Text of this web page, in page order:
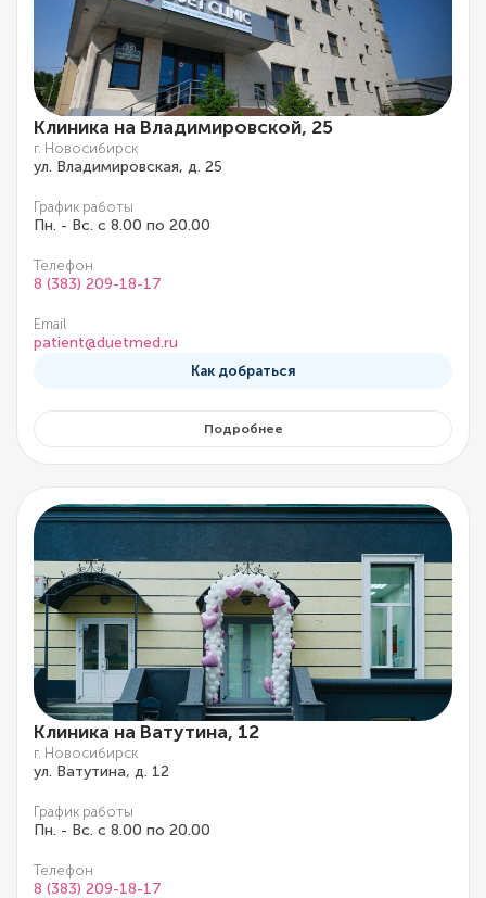
Клиника на Владимировской, 25
г. Новосибирск
ул. Владимировская, д. 25
График работы
Пн. - Вс. с 8.00 по 20.00
Телефон
8 (383) 209-18-17
Email
patient@duetmed.ru
Как добраться
Подробнее
Клиника на Ватутина, 12
г. Новосибирск
ул. Ватутина, д. 12
График работы
Пн. - Вс. с 8.00 по 20.00
Телефон
8 (383) 209-18-17